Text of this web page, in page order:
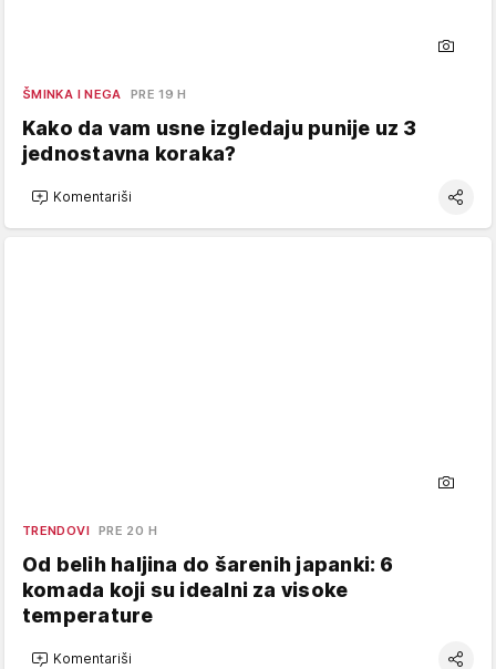
ŠMINKA I NEGA PRE 19 H
Kako da vam usne izgledaju punije uz 3
jednostavna koraka?
Komentariši
TRENDOVI PRE 20 H
Od belih haljina do šarenih japanki: 6
komada koji su idealni za visoke
temperature
Komentariši